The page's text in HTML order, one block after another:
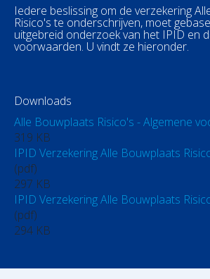
Iedere beslissing om de verzekering
Risico's te onderschrijven, moet
uitgebreid onderzoek van het IPID en
voorwaarden. U vindt ze hieronder.
Downloads
Alle Bouwplaats Risico's - Algemene
319 KB
IPID Verzekering Alle Bouwplaats
(pdf)
297 KB
IPID Verzekering Alle Bouwplaats
(pdf)
294 KB